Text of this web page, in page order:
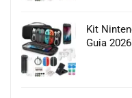
Kit
Guia 2026